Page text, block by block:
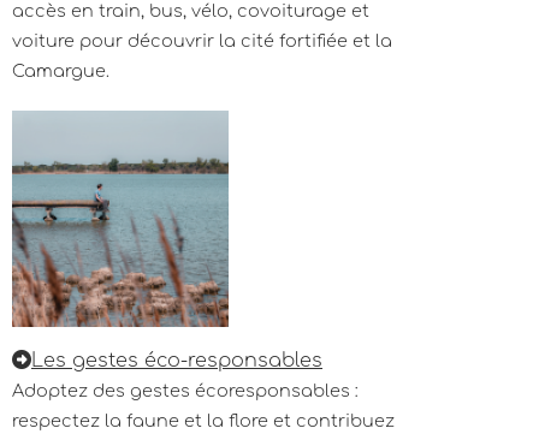
accès en train, bus, vélo, covoiturage et
voiture pour découvrir la cité fortifiée et la
Camargue.
Les gestes éco-responsables
Adoptez des gestes écoresponsables :
respectez la faune et la flore et contribuez